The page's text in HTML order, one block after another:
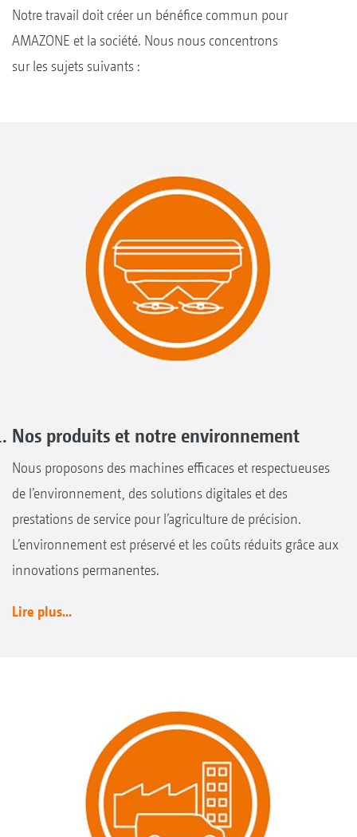
Notre travail doit créer un bénéfice commun pour
AMAZONE et la société. Nous nous concentrons
sur les sujets suivants :
Nos produits et notre environnement
Nous proposons des machines efficaces et respectueuses
de l’environnement, des solutions digitales et des
prestations de service pour l’agriculture de précision.
L’environnement est préservé et les coûts réduits grâce aux
innovations permanentes.
Lire plus...